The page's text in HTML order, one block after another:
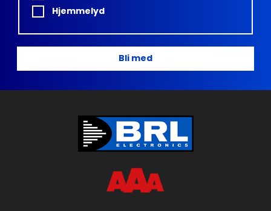
Hjemmelyd
Bli med